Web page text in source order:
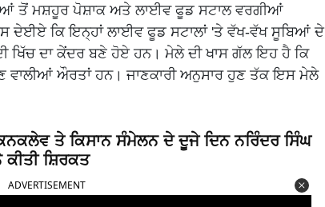
ਤੋਂ ਮਸ਼ਹੂਰ ਪੋਸ਼ਾਕ ਅਤੇ ਲਾਈਵ ਫੂਡ ਸਟਾਲ ਵਰਗੀਆਂ
ਦੇਈਏ ਕਿ ਇਨ੍ਹਾਂ ਲਾਈਵ ਫੂਡ ਸਟਾਲਾਂ 'ਤੇ ਵੱਖ-ਵੱਖ ਸੂਬਿਆਂ ਦੇ
ਖਿੱਚ ਦਾ ਕੇਂਦਰ ਬਣੇ ਹੋਏ ਹਨ। ਮੇਲੇ ਦੀ ਖਾਸ ਗੱਲ ਇਹ ਹੈ ਕਿ
ਵਾਲੀਆਂ ਔਰਤਾਂ ਹਨ। ਜਾਣਕਾਰੀ ਅਨੁਸਾਰ ਹੁਣ ਤੱਕ ਇਸ ਮੇਲੇ
ਤੇ ਕਿਸਾਨ ਸੰਮੇਲਨ ਦੇ ਦੂਜੇ ਦਿਨ ਨਰਿੰਦਰ ਸਿੰਘ
ਸ਼ਿਰਕਤ
ADVERTISEMENT